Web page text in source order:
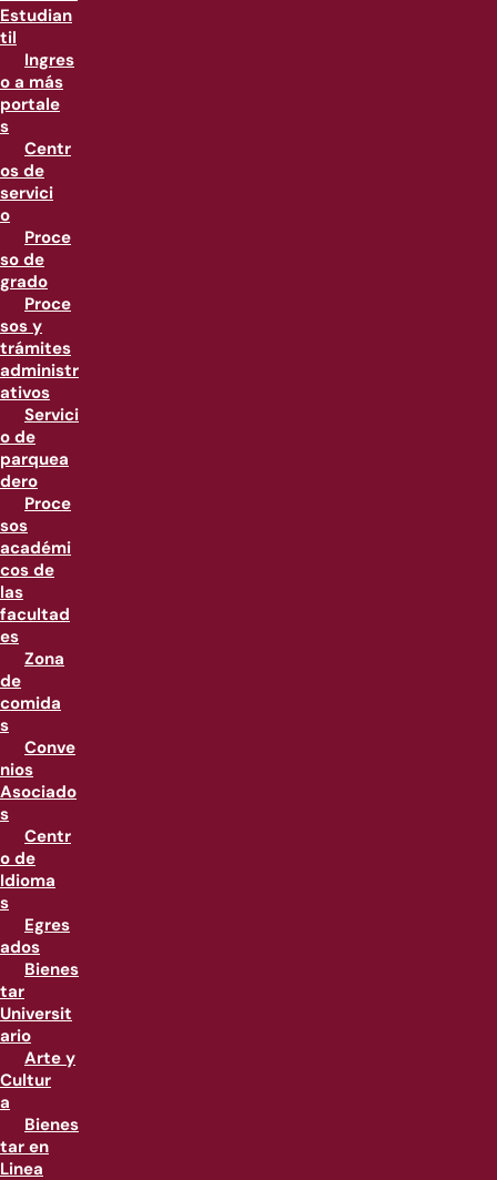
Estudian
til
Ingres
o a más
portale
s
Centr
os de
servici
o
Proce
so de
grado
Proce
sos y
trámites
administr
ativos
Servici
o de
parquea
dero
Proce
sos
académi
cos de
las
facultad
es
Zona
de
comida
s
Conve
nios
Asociado
s
Centr
o de
Idioma
s
Egres
ados
Bienes
tar
Universit
ario
Arte y
Cultur
a
Bienes
tar en
Linea